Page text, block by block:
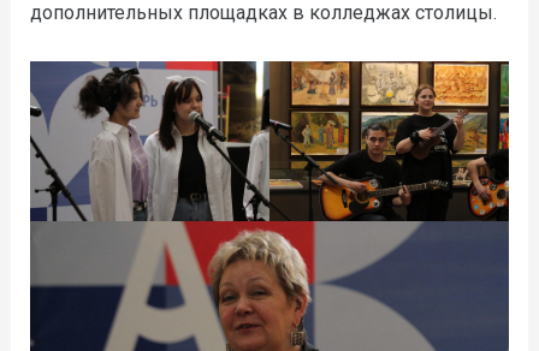
дополнительных площадках в колледжах столицы.